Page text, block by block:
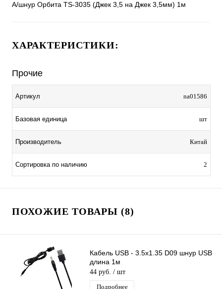
А/шнур Орбита TS-3035 (Джек 3,5 на Джек 3,5мм) 1м
ХАРАКТЕРИСТИКИ:
Прочие
Артикул na01586
Базовая единица шт
Производитель Китай
Сортировка по наличию 2
ПОХОЖИЕ ТОВАРЫ (8)
Кабель USB - 3.5x1.35 D09 шнур USB
длина 1м
44 руб. / шт
Подробнее